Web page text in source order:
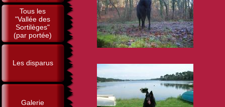
Tous les
"Vallée des
Sortilèges"
(par portée)
Les disparus
Galerie